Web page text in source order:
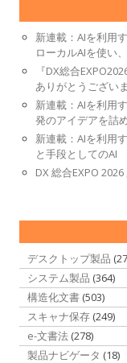
新連載：AIを利用
ローカルAIを使い
『DX総合
ありがとうござい
新連載：AIを利用
発のアイデアを詰
新連載：AIを利用
と手段としてのAI
DX 総合EXPO
デスクトップ製品
システム製品 (364)
構造化文書 (503)
スキャナ保存 (249)
e-文書法 (278)
製品ナビゲータ (18)